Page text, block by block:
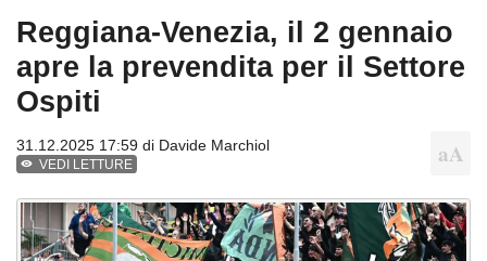
Reggiana-Venezia, il 2 gennaio
apre la prevendita per il Settore
Ospiti
31.12.2025 17:59 di Davide Marchiol
VEDI LETTURE